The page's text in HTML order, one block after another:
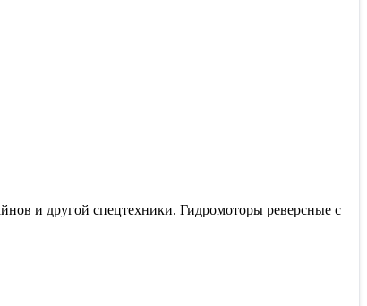
и другой спецтехники. Гидромоторы реверсные с